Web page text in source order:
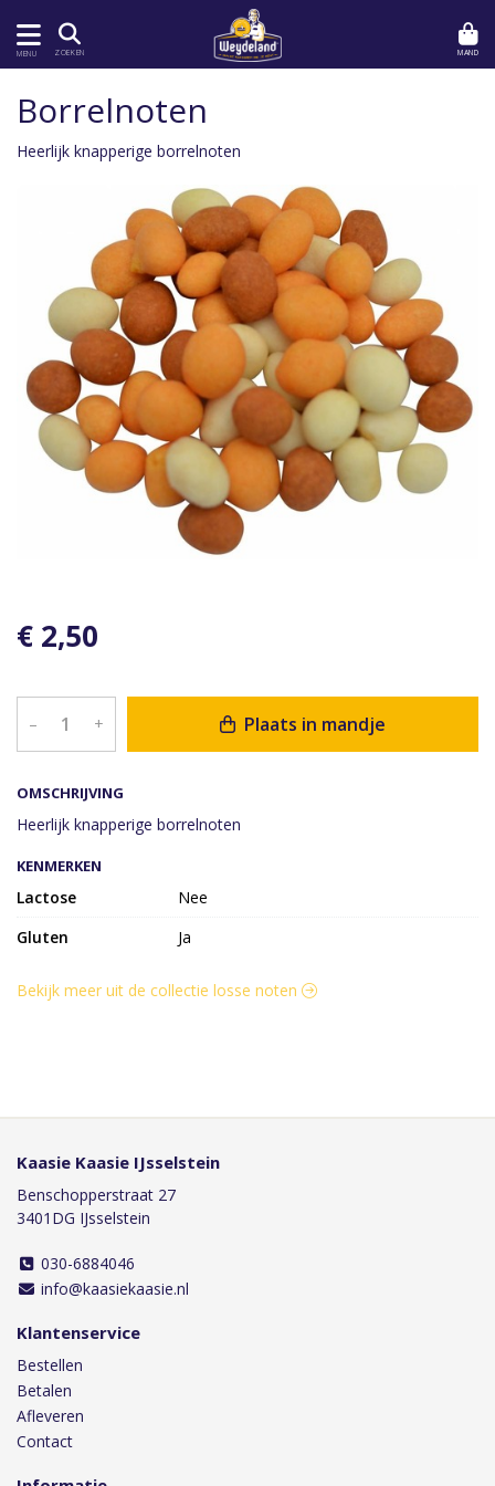
MENU ZOEKEN MAND
OMSCHRIJVING
Heerlijk knapperige borrelnoten
Borrelnoten
Heerlijk knapperige borrelnoten
€ 2,50
– + Plaats in mandje
KENMERKEN
Lactose
Nee
Gluten
Ja
Bekijk meer uit de collectie losse noten
Kaasie Kaasie IJsselstein
Benschopperstraat 27
3401DG IJsselstein
030-6884046
info@kaasiekaasie.nl
Klantenservice
Bestellen
Betalen
Afleveren
Contact